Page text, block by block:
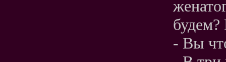
будем?
- Вы